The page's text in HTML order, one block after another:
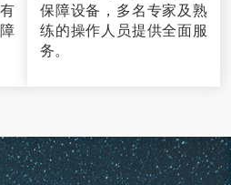
保障设备，多名专家及熟
练的操作人员提供全面服
务。